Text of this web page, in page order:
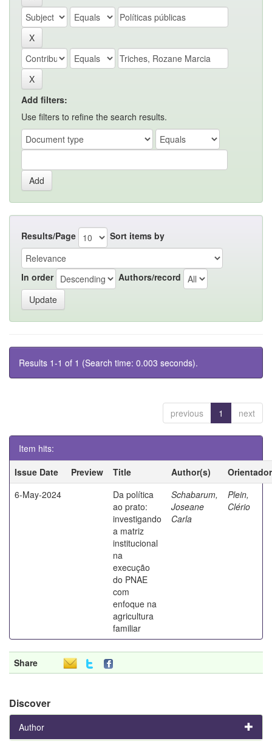
Add filters:
Use filters to refine the search results.
Results/Page Sort items by
In order Authors/record
Results 1-1 of 1 (Search time: 0.003 seconds).
previous 1 next
Item hits:
Issue Date
Preview Title Author(s)
Orientador
6-May-2024
Da política
ao prato:
investigando
a matriz
institucional
na
execução
do PNAE
com
enfoque na
agricultura
familiar
Schabarum,
Joseane
Carla
Plein,
Clério
Share
Discover
Author